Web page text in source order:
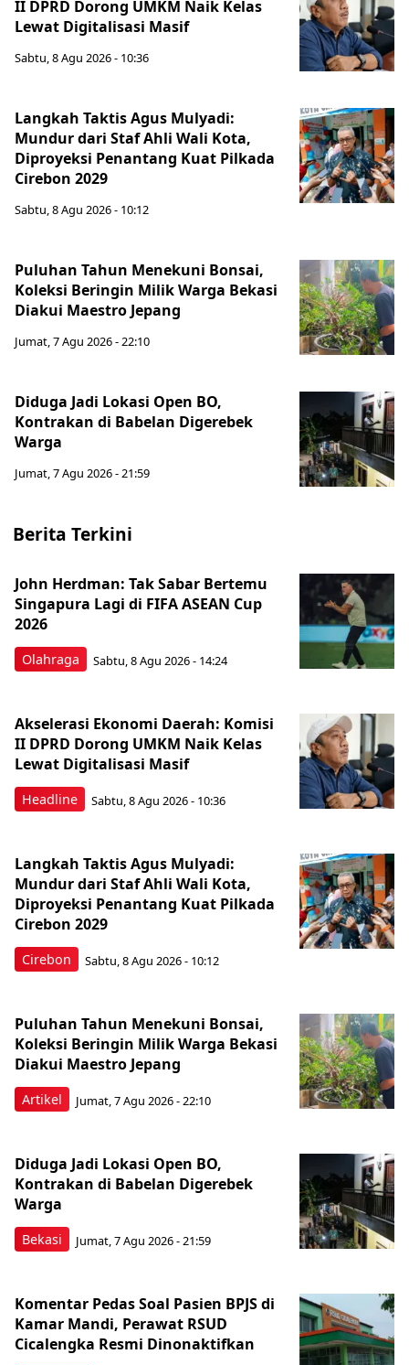
II DPRD Dorong UMKM Naik Kelas
Lewat Digitalisasi Masif
Sabtu, 8 Agu 2026 - 10:36
Langkah Taktis Agus Mulyadi:
Mundur dari Staf Ahli Wali Kota,
Diproyeksi Penantang Kuat Pilkada
Cirebon 2029
Sabtu, 8 Agu 2026 - 10:12
Puluhan Tahun Menekuni Bonsai,
Koleksi Beringin Milik Warga Bekasi
Diakui Maestro Jepang
Jumat, 7 Agu 2026 - 22:10
Diduga Jadi Lokasi Open BO,
Kontrakan di Babelan Digerebek
Warga
Jumat, 7 Agu 2026 - 21:59
Berita Terkini
Olahraga
John Herdman: Tak Sabar Bertemu
Singapura Lagi di FIFA ASEAN Cup
2026
Sabtu, 8 Agu 2026 - 14:24
Headline
Akselerasi Ekonomi Daerah: Komisi
II DPRD Dorong UMKM Naik Kelas
Lewat Digitalisasi Masif
Sabtu, 8 Agu 2026 - 10:36
Cirebon
Langkah Taktis Agus Mulyadi:
Mundur dari Staf Ahli Wali Kota,
Diproyeksi Penantang Kuat Pilkada
Cirebon 2029
Sabtu, 8 Agu 2026 - 10:12
Artikel
Puluhan Tahun Menekuni Bonsai,
Koleksi Beringin Milik Warga Bekasi
Diakui Maestro Jepang
Jumat, 7 Agu 2026 - 22:10
Bekasi
Diduga Jadi Lokasi Open BO,
Kontrakan di Babelan Digerebek
Warga
Jumat, 7 Agu 2026 - 21:59
Komentar Pedas Soal Pasien BPJS di
Kamar Mandi, Perawat RSUD
Cicalengka Resmi Dinonaktifkan